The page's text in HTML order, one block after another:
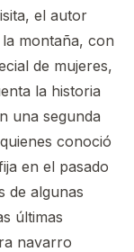
el autor
montaña, con
de mujeres,
la historia
una segunda
conoció
en el pasado
de algunas
últimas
navarro